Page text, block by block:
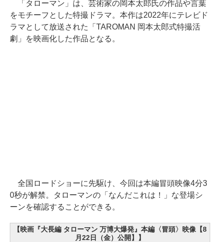
「タローマン」は、芸術家の岡本太郎氏の作品や言葉
をモチーフとした特撮ドラマ。本作は2022年にテレビド
ラマとして放送された「TAROMAN 岡本太郎式特撮活
劇」を映画化した作品となる。
全国ロードショーに先駆け、今回は本編冒頭映像4分3
0秒が解禁。タローマンの「なんだこれは！」な登場シ
ーンを確認することができる。
【映画『大長編 タローマン 万博大爆発』本編〈冒頭〉映像【8
月22日（金）公開】】